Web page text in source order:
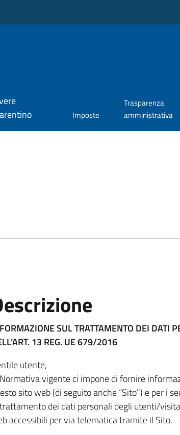
Imposte
Trasparenza
amministrativa
SUL TRATTAMENTO DEI DATI
13 REG. UE 679/2016
utente,
vigente ci impone di fornire
sito web (di seguito anche “Sito”) e per i
dei dati personali degli utenti/
accessibili per via telematica tramite il Sito.